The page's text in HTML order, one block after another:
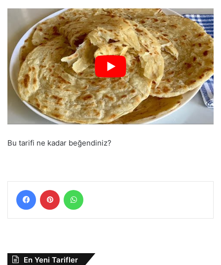
Bu tarifi ne kadar beğendiniz?
FacebookPinterest
En Yeni Tarifler